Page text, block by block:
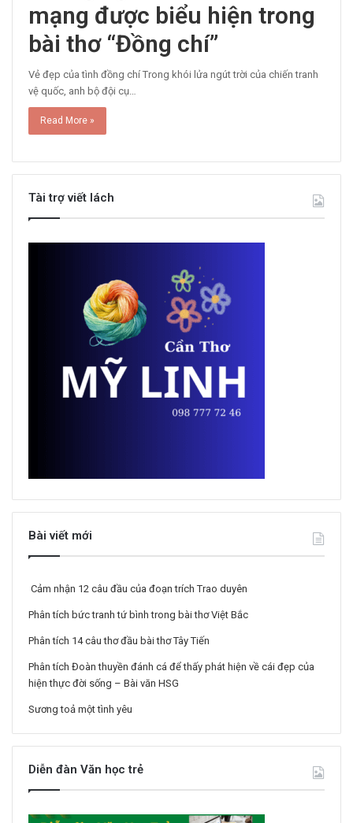
mạng được biểu hiện trong
bài thơ “Đồng chí”
Vẻ đẹp của tình đồng chí Trong khói lửa ngút trời của chiến tranh
vệ quốc, anh bộ đội cụ…
Read More »
Tài trợ viết lách
Bài viết mới
Cảm nhận 12 câu đầu của đoạn trích Trao duyên
Phân tích bức tranh tứ bình trong bài thơ Việt Bắc
Phân tích 14 câu thơ đầu bài thơ Tây Tiến
Phân tích Đoàn thuyền đánh cá để thấy phát hiện về cái đẹp của
hiện thực đời sống – Bài văn HSG
Sương toả một tình yêu
Diễn đàn Văn học trẻ